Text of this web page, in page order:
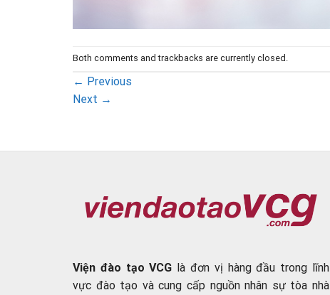
Both comments and trackbacks are currently closed.
← Previous
Next →
Viện đào tạo VCG là đơn vị hàng đầu trong lĩnh
vực đào tạo và cung cấp nguồn nhân sự tòa nhà